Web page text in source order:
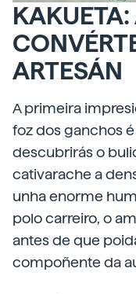
ARTESÁN
A primeira
foz dos ganchos
descubrirás o
cativarache a
unha enorme
polo carreiro, o
antes de que
compoñente da